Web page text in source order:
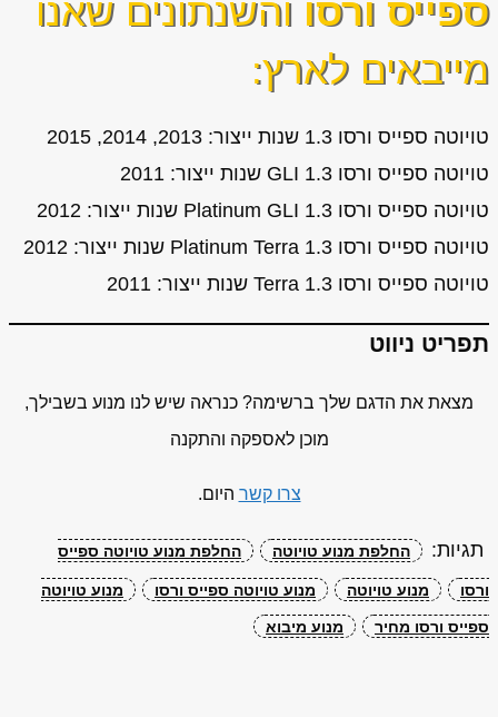
ספייס ורסו והשנתונים שאנו
מייבאים לארץ:
טויוטה ספייס ורסו 1.3 שנות ייצור: 2013, 2014, 2015
טויוטה ספייס ורסו 1.3 GLI שנות ייצור: 2011
טויוטה ספייס ורסו 1.3 Platinum GLI שנות ייצור: 2012
טויוטה ספייס ורסו 1.3 Platinum Terra שנות ייצור: 2012
טויוטה ספייס ורסו 1.3 Terra שנות ייצור: 2011
תפריט ניווט
מצאת את הדגם שלך ברשימה? כנראה שיש לנו מנוע בשבילך,
מוכן לאספקה והתקנה
צרו קשר היום.
תגיות: החלפת מנוע טויוטה החלפת מנוע טויוטה ספייס
ורסו מנוע טויוטה מנוע טויוטה ספייס ורסו מנוע טויוטה
ספייס ורסו מחיר מנוע מיבוא